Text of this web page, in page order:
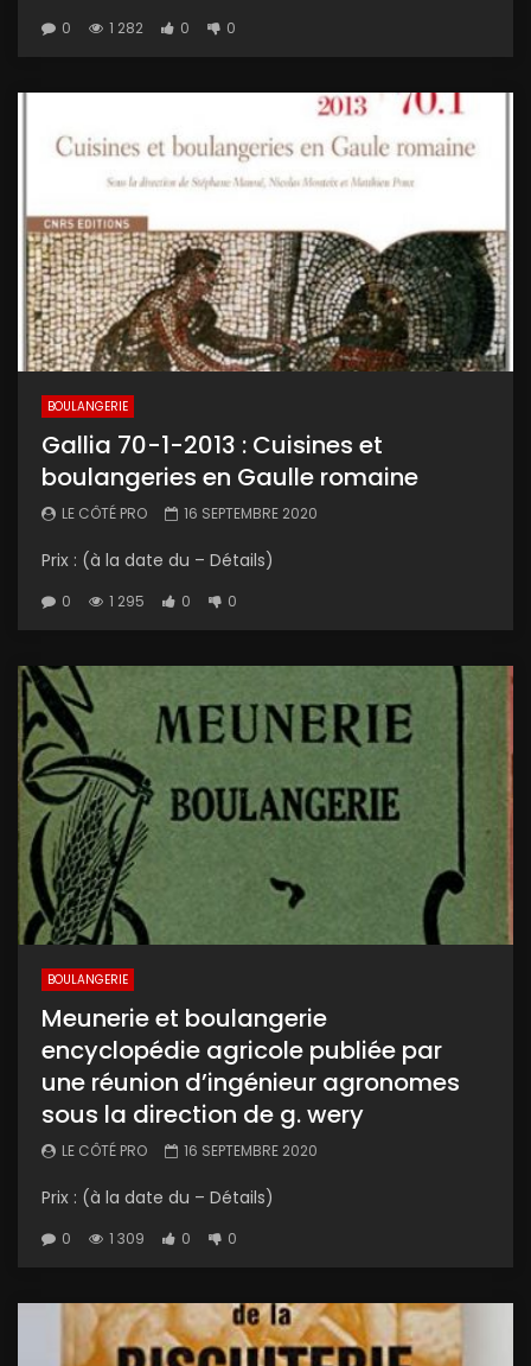
0 1 282 0 0
BOULANGERIE
Gallia 70-1-2013 : Cuisines et
boulangeries en Gaulle romaine
LE CÔTÉ PRO 16 SEPTEMBRE 2020
Prix : (à la date du – Détails)
0 1 295 0 0
BOULANGERIE
Meunerie et boulangerie
encyclopédie agricole publiée par
une réunion d’ingénieur agronomes
sous la direction de g. wery
LE CÔTÉ PRO 16 SEPTEMBRE 2020
Prix : (à la date du – Détails)
0 1 309 0 0